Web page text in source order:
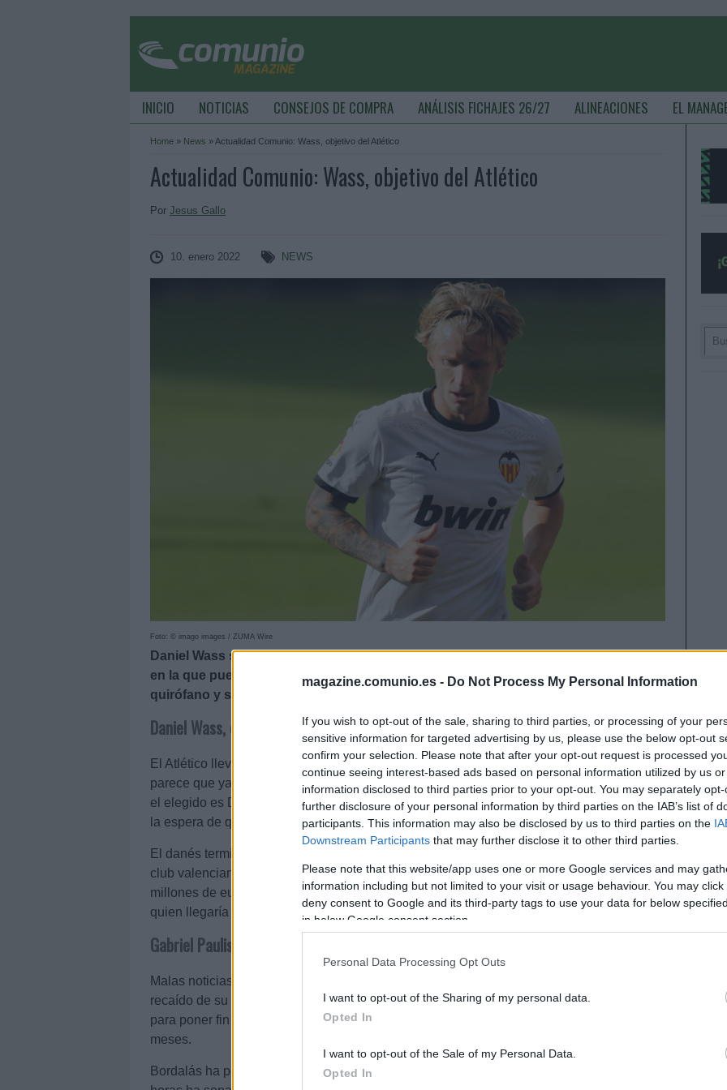
magazine.comunio.es - Do Not Process My Personal Information
If you wish to opt-out of the sale, sharing to third parties, or processing of your
sensitive information for targeted advertising by us, please use the below opt-out
confirm your selection. Please note that after your opt-out request is processed
continue seeing interest-based ads based on personal information utilized by us
information disclosed to third parties prior to your opt-out. You may separately
further disclosure of your personal information by third parties on the IAB’s list of
participants. This information may also be disclosed by us to third parties on the
Downstream Participants that may further disclose it to other third parties.
Please note that this website/app uses one or more Google services and may
information including but not limited to your visit or usage behaviour. You may
deny consent to Google and its third-party tags to use your data for below
in below Google consent section.
Personal Data Processing Opt Outs
I want to opt-out of the Sharing of my personal data.
Opted In
I want to opt-out of the Sale of my Personal Data.
Opted In
INICIO NOTICIAS CONSEJOS DE COMPRA ANÁLISIS FICHAJES 26/27 ALINEACIONES EL
Home » News » Actualidad Comunio: Wass, objetivo del Atlético
Actualidad Comunio: Wass, objetivo del Atlético
Por Jesus Gallo
10. enero 2022 NEWS
Foto: © imago images / ZUMA Wire
Daniel Wass se postula como recambio de Trippier en el Atlético, en una operación
en la que puede entrar Héctor Herrera. Además, Gabriel Paulista puede pasar por el
quirófano y seguir de baja varios meses más.
Daniel Wass, cerca del Atleti
El Atlético lleva varios días buscando un lateral derecho para cubrir la salida de Trippier y
parece que ya lo ha encontrado. Según informan medios como MARCA o
Superdeporte
el elegido es Daniel Wass, quien ya tendría un acuerdo con la entidad rojiblanca y esta a
la espera de que los clubes cierren el traspaso.
El danés termina contrato con el Valencia el 30 de junio y no va a renovar, por lo que el
club valenciano vería con buenos ojos una venta que podría dejar en sus arcas unos 2
millones de euros. La vacante de Wass la podría ocupar el mexicano Héctor Herrera,
quien llegaría al club ché en calidad de cedido.
Gabriel Paulista recae de su lesión
Malas noticias para el Valencia. Según desvela COPE Valencia, Gabriel Paulista ha
recaído de su lesión muscular y el central hispano-brasileño podría pasar por el quirófano
para poner fin a un problema por el que lleva fuera de los terrenos de juego más de 2
meses.
Bordalás ha pedido al club un central para cubrir la ausencia de Paulista y en las últimas